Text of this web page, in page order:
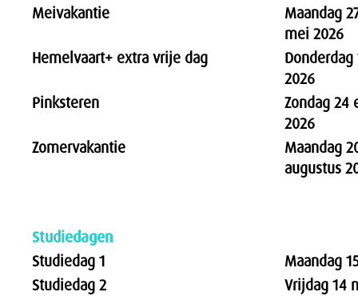
Meivakantie
Maandag
mei 2026
Hemelvaart+ extra vrije dag
2026
Pinksteren
Zondag 24
2026
Zomervakantie
Maandag
augustus
Studiedagen
Studiedag 1
Maandag
Studiedag 2
Vrijdag 14